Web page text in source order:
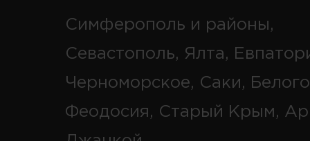
Симферополь и районы,
Севастополь, Ялта,
Черноморское, Саки,
Феодосия, Старый Крым,